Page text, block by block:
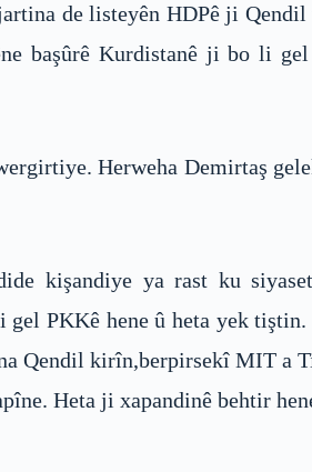
de listeyên HDPê ji
başûrê Kurdistanê ji bo li
Herweha Demirtaş
kişandiye ya rast ku
PKKê hene û heta yek
Qendil kirîn,berpirsekî MIT a
Heta ji xapandinê behtir